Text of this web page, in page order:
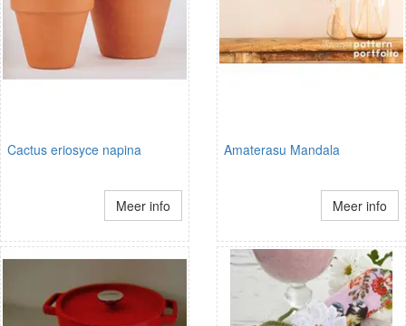
Cactus eriosyce napina
Meer info
Amaterasu Mandala
Meer info